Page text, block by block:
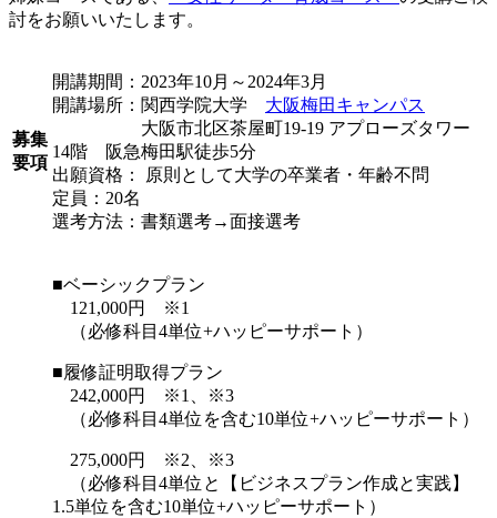
討をお願いいたします。
募集
要項
開講期間：2023年10月～2024年3月
開講場所：関西学院大学 大阪梅田キャンパス
大阪市北区茶屋町19-19 アプローズタワー
14階 阪急梅田駅徒歩5分
出願資格： 原則として大学の卒業者・年齢不問
定員：20名
選考方法：書類選考→面接選考
■ベーシックプラン
121,000円 ※1
（必修科目4単位+ハッピーサポート）
■履修証明取得プラン
242,000円 ※1、※3
（必修科目4単位を含む10単位+ハッピーサポート）
275,000円 ※2、※3
（必修科目4単位と【ビジネスプラン作成と実践】
1.5単位を含む10単位+ハッピーサポート）